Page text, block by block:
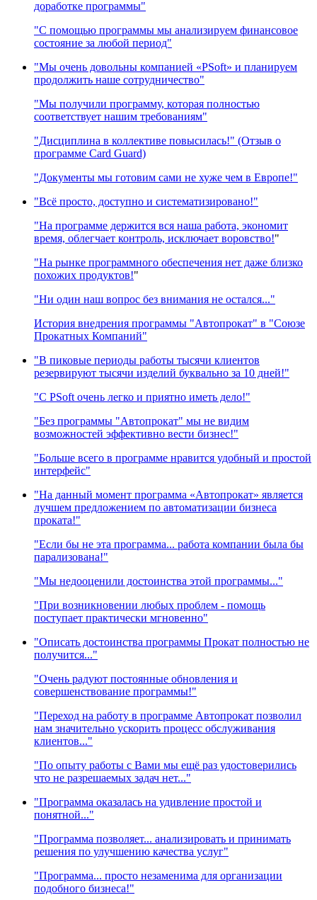
доработке программы"
"С помощью программы мы анализируем финансовое
состояние за любой период"
"Мы очень довольны компанией «PSoft» и планируем
продолжить наше сотрудничество"
"Мы получили программу, которая полностью
соответствует нашим требованиям"
"Дисциплина в коллективе повысилась!" (Отзыв о
программе Card Guard)
"Документы мы готовим сами не хуже чем в Европе!"
"Всё просто, доступно и систематизировано!"
"На программе держится вся наша работа, экономит
время, облегчает контроль, исключает воровство!"
"На рынке программного обеспечения нет даже близко
похожих продуктов!"
"Ни один наш вопрос без внимания не остался..."
История внедрения программы "Автопрокат" в "Союзе
Прокатных Компаний"
"В пиковые периоды работы тысячи клиентов
резервируют тысячи изделий буквально за 10 дней!"
"C PSoft очень легко и приятно иметь дело!"
"Без программы "Автопрокат" мы не видим
возможностей эффективно вести бизнес!"
"Больше всего в программе нравится удобный и простой
интерфейс"
"На данный момент программа «Автопрокат» является
лучшем предложением по автоматизации бизнеса
проката!"
"Если бы не эта программа... работа компании была бы
парализована!"
"Мы недооценили достоинства этой программы..."
"При возникновении любых проблем - помощь
поступает практически мгновенно"
"Описать достоинства программы Прокат полностью не
получится..."
"Очень радуют постоянные обновления и
совершенствование программы!"
"Переход на работу в программе Автопрокат позволил
нам значительно ускорить процесс обслуживания
клиентов..."
"По опыту работы с Вами мы ещё раз удостоверились
что не разрешаемых задач нет..."
"Программа оказалась на удивление простой и
понятной..."
"Программа позволяет... анализировать и принимать
решения по улучшению качества услуг"
"Программа... просто незаменима для организации
подобного бизнеса!"